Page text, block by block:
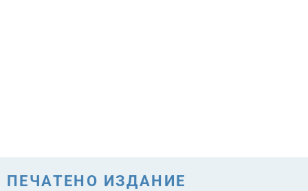
ПЕЧАТЕНО ИЗДАНИЕ